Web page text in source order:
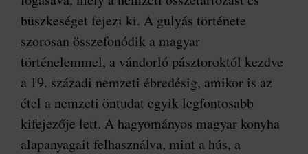
büszkeséget fejezi ki. A gulyás története
szorosan összefonódik a magyar
történelemmel, a vándorló pásztoroktól kezdve
a 19. századi nemzeti ébredésig, amikor is az
étel a nemzeti öntudat egyik legfontosabb
kifejezője lett. A hagyományos magyar konyha
alapanyagait felhasználva, mint a hús, a